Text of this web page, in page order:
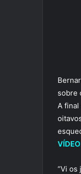
sobre
A final
VÍDEO
“Vi os